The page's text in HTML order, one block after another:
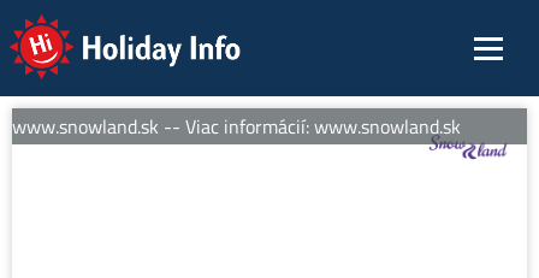
Holiday Info
-- Viac informácií: www.snowland.sk